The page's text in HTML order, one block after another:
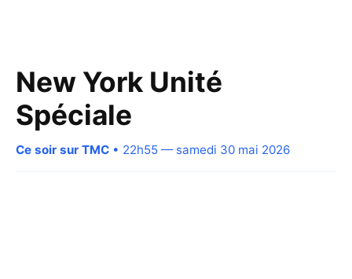
New York Unité
Spéciale
Ce soir sur TMC • 22h55 — samedi 30 mai 2026